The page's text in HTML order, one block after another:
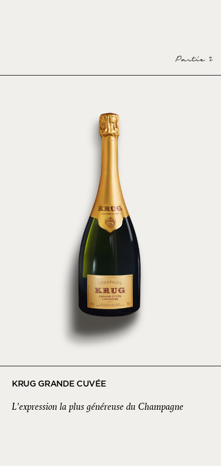
Partie 2
KRUG GRANDE CUVÉE
L'expression la plus généreuse du Champagne